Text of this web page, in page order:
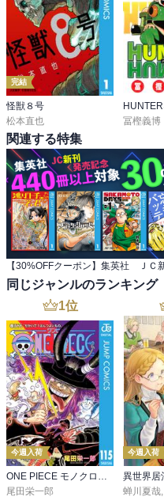
完結
怪獣８号
松本直也
冨樫義博
関連する特集
同じジャンルのランキング
1位
今週入荷
ONE PIECE モノクロ版 115
尾田栄一郎
今週入荷
蝉川夏哉,